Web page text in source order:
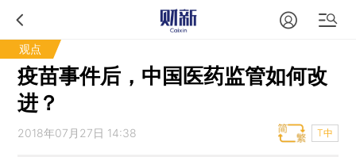
观点
疫苗事件后，中国医药监管如何改
进？
2018年07月27日 14:38 T中